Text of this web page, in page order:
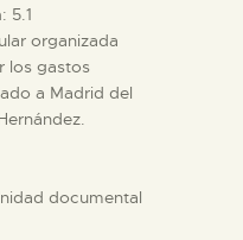
: 5.1
organizada
los gastos
a Madrid del
documental